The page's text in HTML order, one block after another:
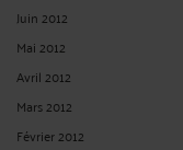
Juin 2012
Mai 2012
Avril 2012
Mars 2012
Février 2012